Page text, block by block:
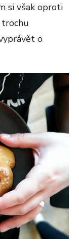
si však oproti
o